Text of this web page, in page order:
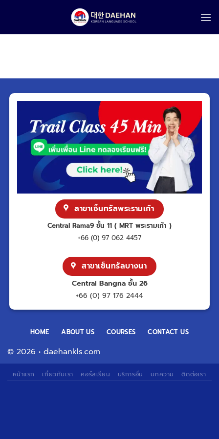
สาขาเซ็นทรัลพระรามเก้า
Central Rama9 ชั้น 11 ( MRT พระรามเก้า )
+66 (0) 97 062 4457
สาขาเซ็นทรัลบางนา
Central Bangna ชั้น 26
+66 (0) 97 176 2444
© 2026 • daehankls.com
HOME ABOUT US COURSES CONTACT US
หน้าแรก เกี่ยวกับเรา คอร์สเรียน บริการอื่น บทความ ติดต่อเรา